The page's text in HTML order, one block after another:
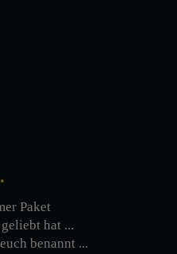
Paket
hat ...
benannt ...